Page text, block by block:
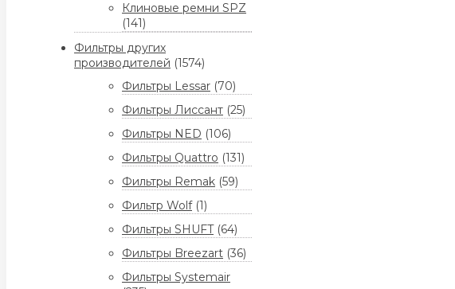
Клиновые ремни SPZ
(141)
Фильтры других
производителей (1574)
Фильтры Lessar (70)
Фильтры Лиссант (25)
Фильтры NED (106)
Фильтры Quattro (131)
Фильтры Remak (59)
Фильтр Wolf (1)
Фильтры SHUFT (64)
Фильтры Breezart (36)
Фильтры Systemair